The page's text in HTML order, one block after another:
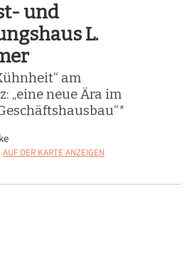
und
L.
am
„eine neue Ära im
AUF DER KARTE ANZEIGEN